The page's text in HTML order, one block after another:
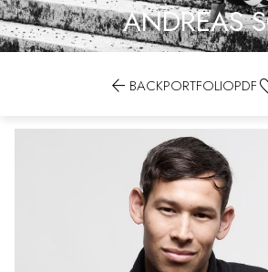
ANDREAS
 BACKPORTFOLIOPDF